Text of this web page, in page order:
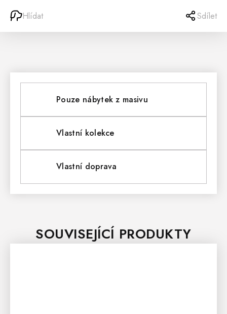
Hlídat Sdílet
Pouze nábytek z masivu
Vlastní kolekce
Vlastní doprava
SOUVISEJÍCÍ PRODUKTY